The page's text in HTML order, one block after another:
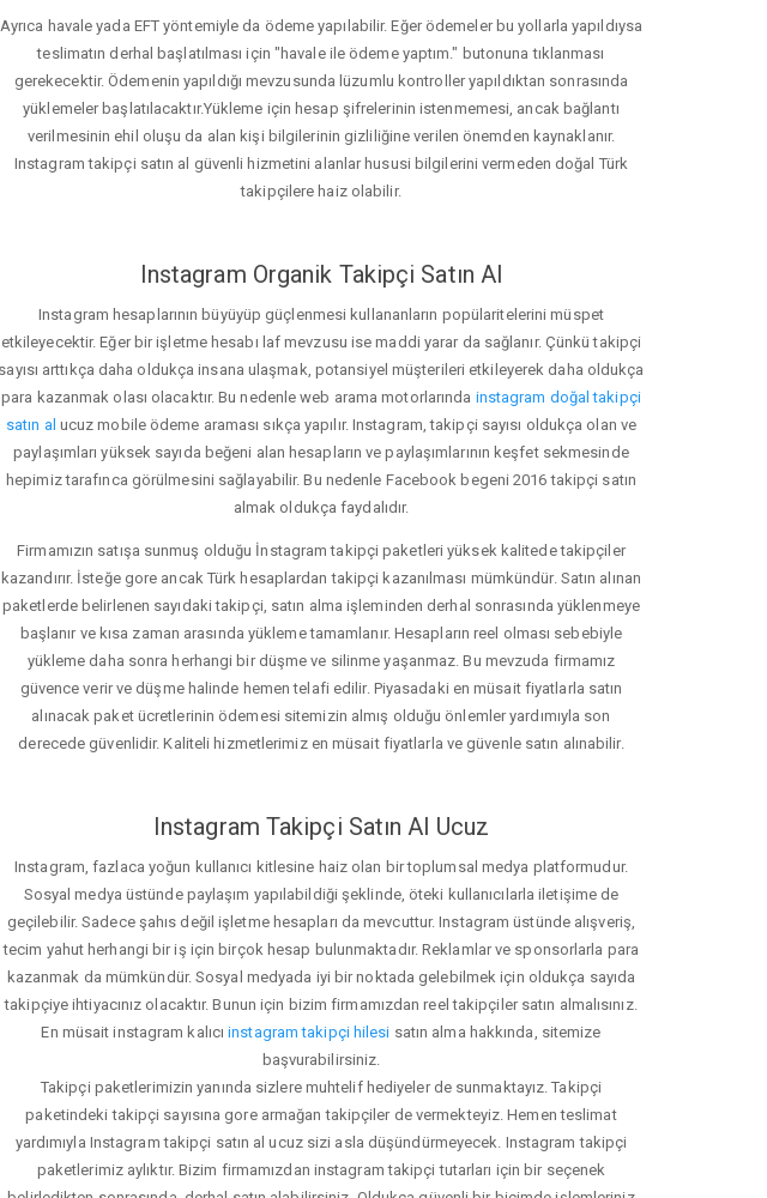
Ayrıca havale yada EFT yöntemiyle da ödeme yapılabilir. Eğer ödemeler bu yollarla yapıldıysa
teslimatın derhal başlatılması için "havale ile ödeme yaptım." butonuna tıklanması
gerekecektir. Ödemenin yapıldığı mevzusunda lüzumlu kontroller yapıldıktan sonrasında
yüklemeler başlatılacaktır.Yükleme için hesap şifrelerinin istenmemesi, ancak bağlantı
verilmesinin ehil oluşu da alan kişi bilgilerinin gizliliğine verilen önemden kaynaklanır.
Instagram takipçi satın al güvenli hizmetini alanlar hususi bilgilerini vermeden doğal Türk
takipçilere haiz olabilir.
Instagram Organik Takipçi Satın Al
Instagram hesaplarının büyüyüp güçlenmesi kullananların popülaritelerini müspet
etkileyecektir. Eğer bir işletme hesabı laf mevzusu ise maddi yarar da sağlanır. Çünkü takipçi
sayısı arttıkça daha oldukça insana ulaşmak, potansiyel müşterileri etkileyerek daha oldukça
para kazanmak olası olacaktır. Bu nedenle web arama motorlarında instagram doğal takipçi
satın al ucuz mobile ödeme araması sıkça yapılır. Instagram, takipçi sayısı oldukça olan ve
paylaşımları yüksek sayıda beğeni alan hesapların ve paylaşımlarının keşfet sekmesinde
hepimiz tarafınca görülmesini sağlayabilir. Bu nedenle Facebook begeni 2016 takipçi satın
almak oldukça faydalıdır.
Firmamızın satışa sunmuş olduğu İnstagram takipçi paketleri yüksek kalitede takipçiler
kazandırır. İsteğe gore ancak Türk hesaplardan takipçi kazanılması mümkündür. Satın alınan
paketlerde belirlenen sayıdaki takipçi, satın alma işleminden derhal sonrasında yüklenmeye
başlanır ve kısa zaman arasında yükleme tamamlanır. Hesapların reel olması sebebiyle
yükleme daha sonra herhangi bir düşme ve silinme yaşanmaz. Bu mevzuda firmamız
güvence verir ve düşme halinde hemen telafi edilir. Piyasadaki en müsait fiyatlarla satın
alınacak paket ücretlerinin ödemesi sitemizin almış olduğu önlemler yardımıyla son
derecede güvenlidir. Kaliteli hizmetlerimiz en müsait fiyatlarla ve güvenle satın alınabilir.
Instagram Takipçi Satın Al Ucuz
Instagram, fazlaca yoğun kullanıcı kitlesine haiz olan bir toplumsal medya platformudur.
Sosyal medya üstünde paylaşım yapılabildiği şeklinde, öteki kullanıcılarla iletişime de
geçilebilir. Sadece şahıs değil işletme hesapları da mevcuttur. Instagram üstünde alışveriş,
tecim yahut herhangi bir iş için birçok hesap bulunmaktadır. Reklamlar ve sponsorlarla para
kazanmak da mümkündür. Sosyal medyada iyi bir noktada gelebilmek için oldukça sayıda
takipçiye ihtiyacınız olacaktır. Bunun için bizim firmamızdan reel takipçiler satın almalısınız.
En müsait instagram kalıcıinstagram takipçi hilesi satın alma hakkında, sitemize
başvurabilirsiniz.
Takipçi paketlerimizin yanında sizlere muhtelif hediyeler de sunmaktayız. Takipçi
paketindeki takipçi sayısına gore armağan takipçiler de vermekteyiz. Hemen teslimat
yardımıyla Instagram takipçi satın al ucuz sizi asla düşündürmeyecek. Instagram takipçi
paketlerimiz aylıktır. Bizim firmamızdan instagram takipçi tutarları için bir seçenek